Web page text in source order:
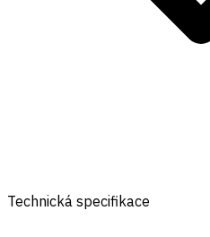
Technická specifikace